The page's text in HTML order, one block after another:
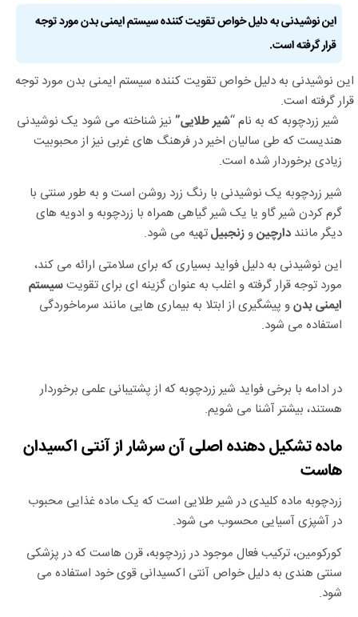
این نوشیدنی به دلیل خواص تقویت کننده سیستم ایمنی بدن مورد توجه
قرار گرفته است.
این نوشیدنی به دلیل خواص تقویت کننده سیستم ایمنی بدن مورد توجه
قرار گرفته است.
شیر زردچوبه که به نام “شیر طلایی” نیز شناخته می شود یک نوشیدنی
هندیست که طی سالیان اخیر در فرهنگ های غربی نیز از محبوبیت
زیادی برخوردار شده است.
شیر زردچوبه یک نوشیدنی با رنگ زرد روشن است و به طور سنتی با
گرم کردن شیر گاو یا یک شیر گیاهی همراه با زردچوبه و ادویه های
دیگر مانند دارچینوزنجبیلتهیه می شود.
این نوشیدنی به دلیل فواید بسیاری که برای سلامتی ارائه می کند،
مورد توجه قرار گرفته و اغلب به عنوان گزینه ای برای تقویتسیستم
ایمنی بدنو پیشگیری از ابتلا به بیماری هایی مانند سرماخوردگی
استفاده می شود.
در ادامه با برخی فواید شیر زردچوبه که از پشتیبانی علمی برخوردار
هستند، بیشتر آشنا می شویم.
ماده تشکیل دهنده اصلی آن سرشار از آنتی اکسیدان
هاست
زردچوبه ماده کلیدی در شیر طلایی است که یک ماده غذایی محبوب
در آشپزی آسیایی محسوب می شود.
کورکومین، ترکیب فعال موجود در زردچوبه، قرن هاست که در پزشکی
سنتی هندی به دلیل خواص آنتی اکسیدانی قوی خود استفاده می
شود.